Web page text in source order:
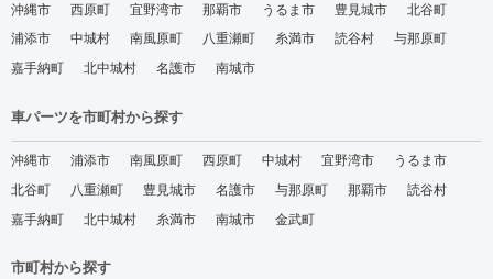
沖縄市 西原町 宜野湾市 那覇市 うるま市 豊見城市
北谷町
浦添市
中城村 南風原町 八重瀬町 糸満市 読谷村
与那原町
嘉手納町
北中城村 名護市 南城市
車パーツを市町村から探す
沖縄市 浦添市 南風原町 西原町 中城村 宜野湾市
うるま市
北谷町
八重瀬町 豊見城市 名護市 与那原町 那覇市
読谷村
嘉手納町
北中城村 糸満市 南城市 金武町
市町村から探す